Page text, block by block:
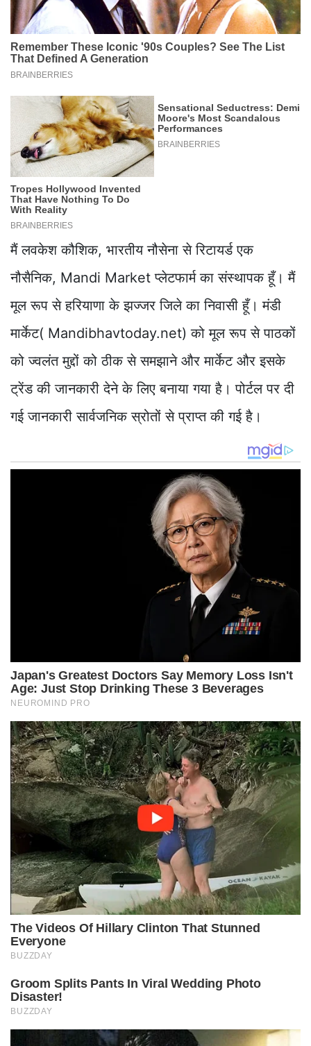
मैं लवकेश कौशिक, भारतीय नौसेना से रिटायर्ड एक
नौसैनिक, Mandi Market प्लेटफार्म का संस्थापक हूँ। मैं
मूल रूप से हरियाणा के झज्जर जिले का निवासी हूँ। मंडी
मार्केट( Mandibhavtoday.net) को मूल रूप से पाठकों
को ज्वलंत मुद्दों को ठीक से समझाने और मार्केट और इसके
ट्रेंड की जानकारी देने के लिए बनाया गया है। पोर्टल पर दी
गई जानकारी सार्वजनिक स्रोतों से प्राप्त की गई है।